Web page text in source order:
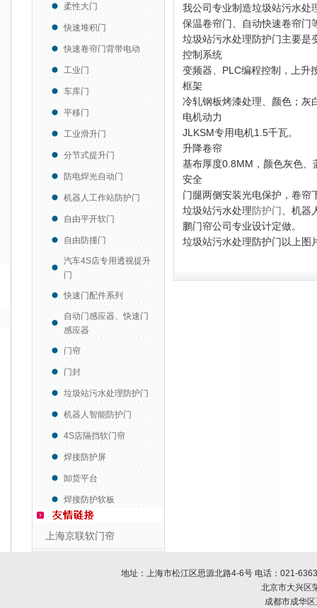
柔性大门
快速堆积门
快速卷帘门背带电动
工业门
车库门
平移门
工业滑升门
分节式提升门
防电焊光自动门
机器人工作站防护门
自由平开软门
自由防撞门
汽车4S店专用透视提升
门
快速门配件系列
自动门感应器、快速门
感应器
门帘
门封
垃圾站污水处理防护门
机器人智能防护门
4S店隔挡软门帘
焊接防护屏
卸货平台
焊接防护软板
上海京联软门帘
我公司专业制造垃圾站污水处
保温卷帘门、自动快速卷帘门
垃圾站污水处理防护门主要是
控制系统
变频器、PLC编程控制，上升
框架
冷轧钢板烤漆处理、颜色；灰
电机动力
JLKSM专用电机1.5千瓦。
升降卷帘
基布厚度0.8MM，颜色灰色、
安全
门腿两侧安装光电保护，卷帘
垃圾站污水处理防护门 、机
鹏门帘公司专业设计定做。
垃圾站污水处理防护门以上图
地址：上海市松江区思源北路4-6号 电话： 021-
北京市大兴区
成都市成华区